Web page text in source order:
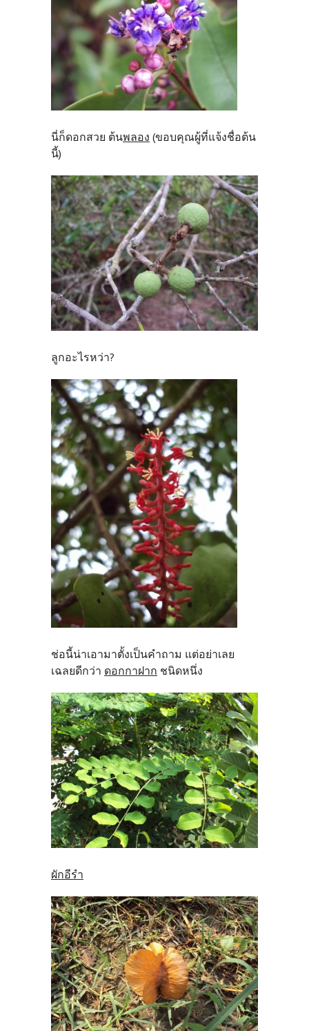
นี่ก็ดอกสวย ต้นพลอง (ขอบคุณผู้ที่แจ้งชื่อต้น
นี้)
ลูกอะไรหว่า?
ช่อนี้น่าเอามาตั้งเป็นคำถาม แต่อย่าเลย
เฉลยดีกว่า ดอกกาฝาก ชนิดหนึ่ง
ผักอีรำ